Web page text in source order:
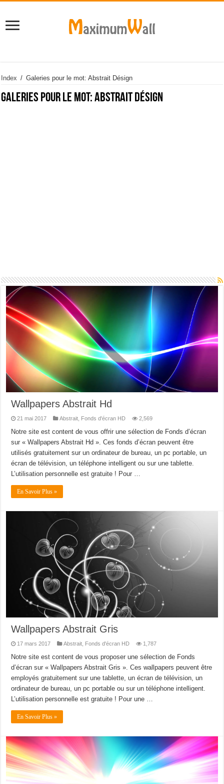
Index / Galeries pour le mot: Abstrait Désign
Galeries pour le mot:Abstrait Désign
Wallpapers Abstrait Hd
21 mai 2017 Abstrait Fonds d'écran HD 2,569
Notre site est content de vous offrir une sélection de Fonds d’écran
sur « Wallpapers Abstrait Hd ». Ces fonds d’écran peuvent être
utilisés gratuitement sur un ordinateur de bureau, un pc portable, un
écran de télévision, un téléphone intelligent ou sur une tablette.
L’utilisation personnelle est gratuite ! Pour …
En Savoir Plus »
Wallpapers Abstrait Gris
17 mars 2017 Abstrait Fonds d'écran HD 1,787
Notre site est content de vous proposer une sélection de Fonds
d’écran sur « Wallpapers Abstrait Gris ». Ces wallpapers peuvent être
employés gratuitement sur une tablette, un écran de télévision, un
ordinateur de bureau, un pc portable ou sur un téléphone intelligent.
L’utilisation personnelle est gratuite ! Pour une …
En Savoir Plus »